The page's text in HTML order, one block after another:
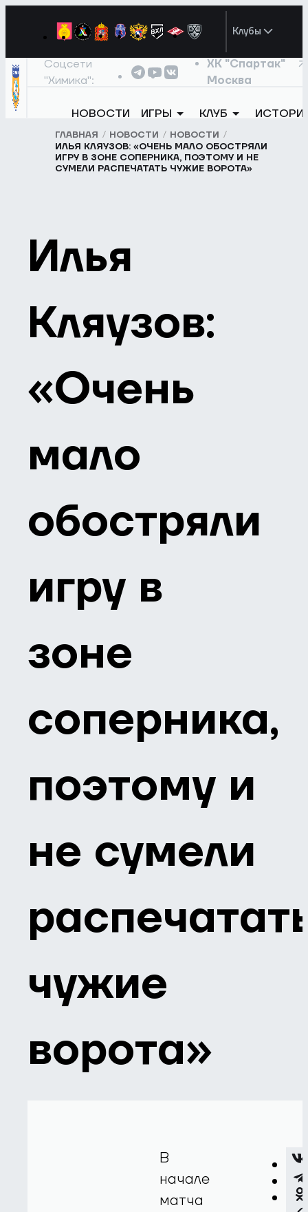
Клубы
Соцсети
"Химика":
ХК "Спартак"
Москва
НОВОСТИ ИГРЫ КЛУБ
ГЛАВНАЯ НОВОСТИ
НОВОСТИ
ИЛЬЯ КЛЯУЗОВ: «ОЧЕНЬ МАЛО ОБОСТРЯЛИ
ИГРУ В ЗОНЕ СОПЕРНИКА, ПОЭТОМУ И НЕ
СУМЕЛИ РАСПЕЧАТАТЬ ЧУЖИЕ ВОРОТА»
Илья
Кляузов:
«Очень
мало
обостряли
игру в
зоне
соперника,
поэтому и
не сумели
чужие
ворота»
В
начале
матча